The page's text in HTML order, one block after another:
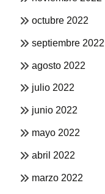
octubre 2022
septiembre 2022
agosto 2022
julio 2022
junio 2022
mayo 2022
abril 2022
marzo 2022